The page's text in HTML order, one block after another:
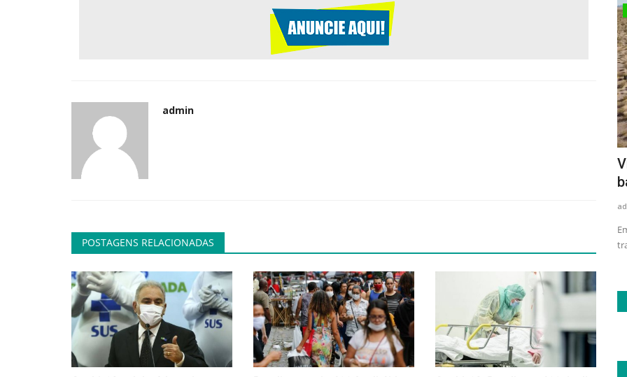
admin
POSTAGENS RELACIONADAS
Governo regulamenta programa para
facilitar doação de alimentos
O governo federal regulamentou hoje (11) o Programa Brasil
Fraterno–Comida no Prato...
Esportes